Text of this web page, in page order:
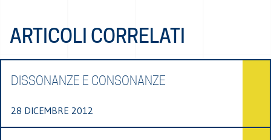
ARTICOLI CORRELATI
DISSONANZE E CONSONANZE
28 DICEMBRE 2012